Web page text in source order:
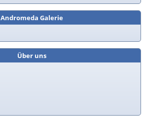
Andromeda Galerie
Über uns